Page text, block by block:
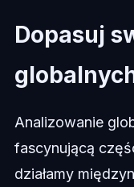
Dopasuj
Analizowanie
fascynującą
działamy